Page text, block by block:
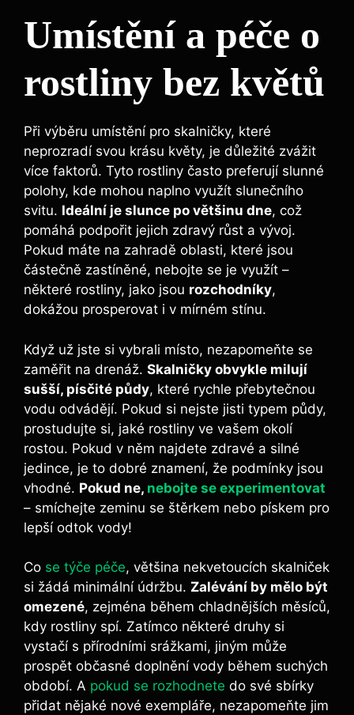
Umístění a péče o‍
rostliny bez⁣ květů
Při výběru​ umístění pro skalničky, které
neprozradí svou krásu květy, je důležité zvážit
více faktorů. Tyto rostliny často preferují slunné
polohy, ⁣kde mohou naplno využít slunečního
svitu. Ideální je slunce po většinu dne, což
pomáhá ⁤podpořit⁣ jejich zdravý růst a vývoj.
Pokud máte na zahradě ⁤oblasti, které jsou​
částečně zastíněné, nebojte‌ se je využít – ​
některé rostliny, jako jsou rozchodníky,
dokážou prosperovat i v mírném stínu.
Když už jste si vybrali místo, nezapomeňte se
zaměřit na drenáž. Skalničky obvykle milují
sušší, písčité půdy, které rychle přebytečnou
vodu odvádějí. Pokud si nejste jisti typem půdy,
prostudujte si, jaké rostliny ve vašem okolí
rostou. Pokud v něm najdete zdravé a silné
jedince, je ​to dobré znamení, že podmínky jsou
vhodné. Pokud ne, ‌ nebojte se experimentovat
– smíchejte zeminu se štěrkem nebo pískem pro⁣
lepší odtok vody!
Co se týče péče, většina ⁢nekvetoucích skalniček
si žádá minimální údržbu.‍ Zalévání by mělo být‍
omezené, zejména​ během chladnějších měsíců,
kdy rostliny spí. Zatímco některé druhy si
vystačí s přírodními ‌srážkami, jiným může ​
prospět občasné doplnění vody během suchých
období. ​A pokud se rozhodnete do své sbírky
přidat nějaké nové exempláře,​ nezapomeňte​ jim